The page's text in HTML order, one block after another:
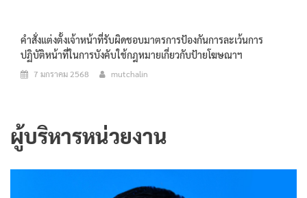
คำสั่งแต่งตั้งเจ้าหน้าที่รับผิดชอบมาตรการป้องกันการละเว้นการ
ปฏิบัติหน้าที่ในการบังคับใช้กฎหมายเกี่ยวกับป้ายโฆษณาฯ
7 มกราคม 2568 mutchalin
ผู้บริหารหน่วยงาน